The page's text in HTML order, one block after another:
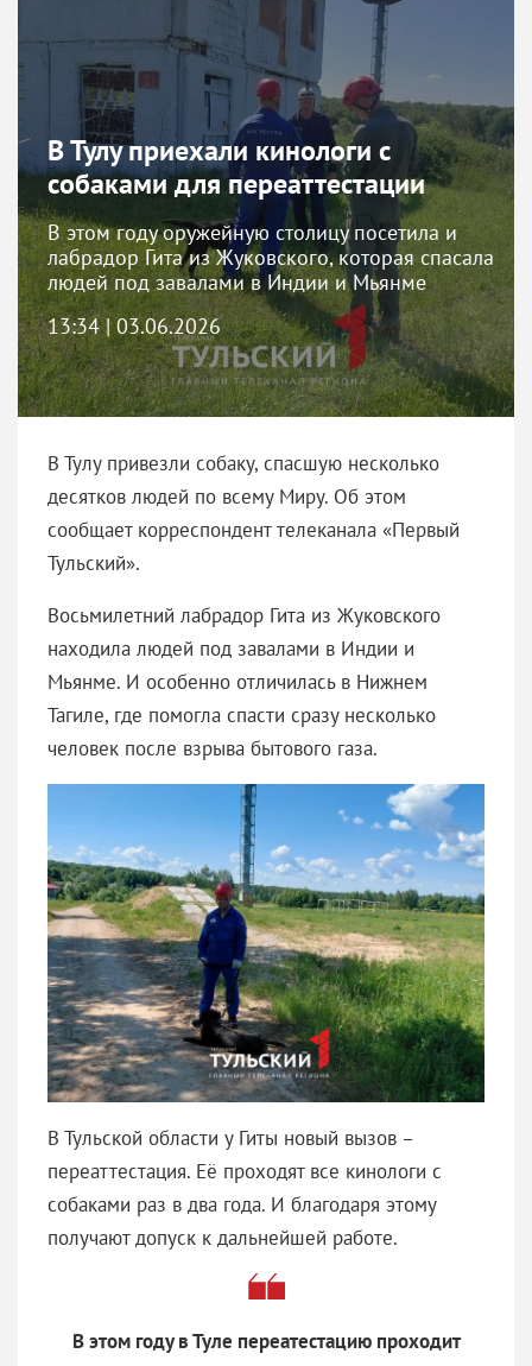
В Тулу приехали кинологи с
собаками для переаттестации
В этом году оружейную столицу посетила и
лабрадор Гита из Жуковского, которая спасала
людей под завалами в Индии и Мьянме
13:34 | 03.06.2026
В Тулу привезли собаку, спасшую несколько
десятков людей по всему Миру. Об этом
сообщает корреспондент телеканала «Первый
Тульский».
Восьмилетний лабрадор Гита из Жуковского
находила людей под завалами в Индии и
Мьянме. И особенно отличилась в Нижнем
Тагиле, где помогла спасти сразу несколько
человек после взрыва бытового газа.
В Тульской области у Гиты новый вызов –
переаттестация. Её проходят все кинологи с
собаками раз в два года. И благодаря этому
получают допуск к дальнейшей работе.
В этом году в Туле переатестацию проходит